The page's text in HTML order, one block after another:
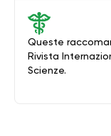
Queste
Rivista
Scienze.